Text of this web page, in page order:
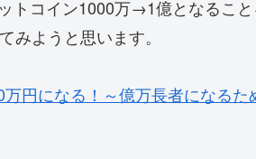
トコイン1000万→1億となること
みようと思います。
円になる！～億万長者になるた